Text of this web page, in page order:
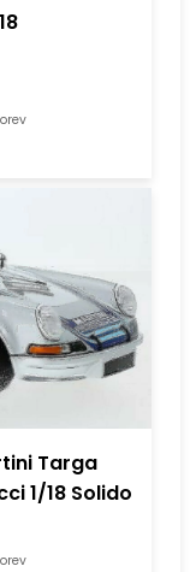
Targa
1/18 Solido